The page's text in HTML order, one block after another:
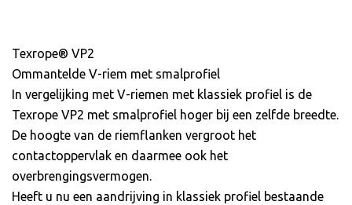
Texrope® VP2
Ommantelde V-riem met smalprofiel
In vergelijking met V-riemen met klassiek profiel is de
Texrope VP2 met smalprofiel hoger bij een zelfde breedte.
De hoogte van de riemflanken vergroot het
contactoppervlak en daarmee ook het
overbrengingsvermogen.
Heeft u nu een aandrijving in klassiek profiel bestaande